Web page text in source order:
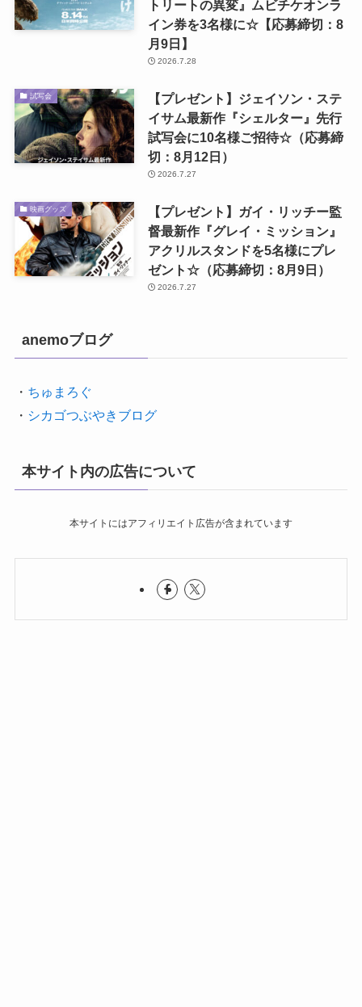
トリートの異変』ムビチケオンラ
イン券を3名様に☆【応募締切：8
月9日】
2026.7.28
試写会
【プレゼント】ジェイソン・ステ
イサム最新作『シェルター』先行
試写会に10名様ご招待☆（応募締
切：8月12日）
2026.7.27
映画グッズ
【プレゼント】ガイ・リッチー監
督最新作『グレイ・ミッション』
アクリルスタンドを5名様にプレ
ゼント☆（応募締切：8月9日）
2026.7.27
anemoブログ
・ ちゅまろぐ
・ シカゴつぶやきブログ
本サイト内の広告について
本サイトにはアフィリエイト広告が含まれています